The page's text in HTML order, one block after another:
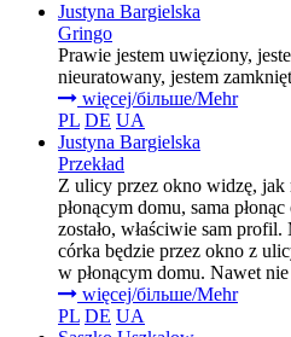
Justyna Bargielska
Gringo
Prawie jestem uwięziony,
nieuratowany, jestem
więcej/більше/Mehr
PL DE UA
Justyna Bargielska
Przekład
Z ulicy przez okno widzę,
płonącym domu, sama
zostało, właściwie sam
córka będzie przez okno z
w płonącym domu. Nawet
więcej/більше/Mehr
PL DE UA